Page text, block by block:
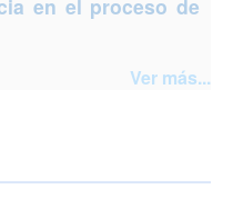
en el proceso de
Ver más...